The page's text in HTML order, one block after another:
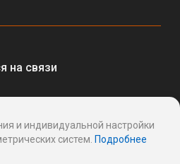
на связи
и индивидуальной настройки
систем. Подробнее